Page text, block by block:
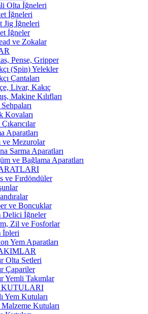
Olta İğneleri
İğneleri
Jig İğneleri
İğneler
ve Zokalar
Pense, Gripper
(Spin) Yelekler
Çantaları
Livar, Kakıç
Makine Kılıfları
Kovaları
Aparatları
ve Mezurolar
Sarma Aparatları
ve Bağlama Aparatları
ve Fırdöndüler
ve Boncuklar
Delici İğneler
Zil ve Fosforlar
İpleri
Yem Aparatları
Olta Setleri
Çapariler
Yemli Takımlar
Yem Kutuları
Kutuları